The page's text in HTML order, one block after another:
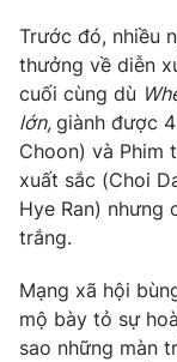
THỜI BÁO VTV
Theo dõi báo trên
Cơ quan báo chí:
Giấy phép hoạt
cấp ngày 29/12/
Trước đó, nhiều
thưởng về diễn
cuối cùng dù
lớn, giành được
Choon) và Phim
xuất sắc (Choi
Hye Ran) nhưng
trắng.
Mạng xã hội
mộ bày tỏ sự
sao những màn